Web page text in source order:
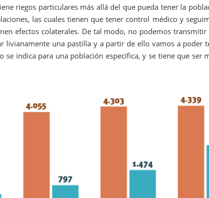
riegos particulares más allá del que pueda tener la
las cuales tienen que tener control médico y
efectos colaterales. De tal modo, no podemos transmitir
livianamente una pastilla y a partir de ello vamos a poder
se indica para una población específica, y se tiene que ser